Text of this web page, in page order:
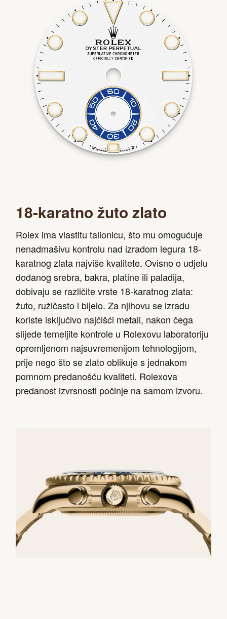
18-karatno žuto zlato
Rolex ima vlastitu talionicu, što mu omogućuje
nenadmašivu kontrolu nad izradom legura 18-
karatnog zlata najviše kvalitete. Ovisno o udjelu
dodanog srebra, bakra, platine ili paladija,
dobivaju se različite vrste 18-karatnog zlata:
žuto, ružičasto i bijelo. Za njihovu se izradu
koriste isključivo najčišći metali, nakon čega
slijede temeljite kontrole u Rolexovu laboratoriju
opremljenom najsuvremenijom tehnologijom,
prije nego što se zlato oblikuje s jednakom
pomnom predanošću kvaliteti. Rolexova
predanost izvrsnosti počinje na samom izvoru.